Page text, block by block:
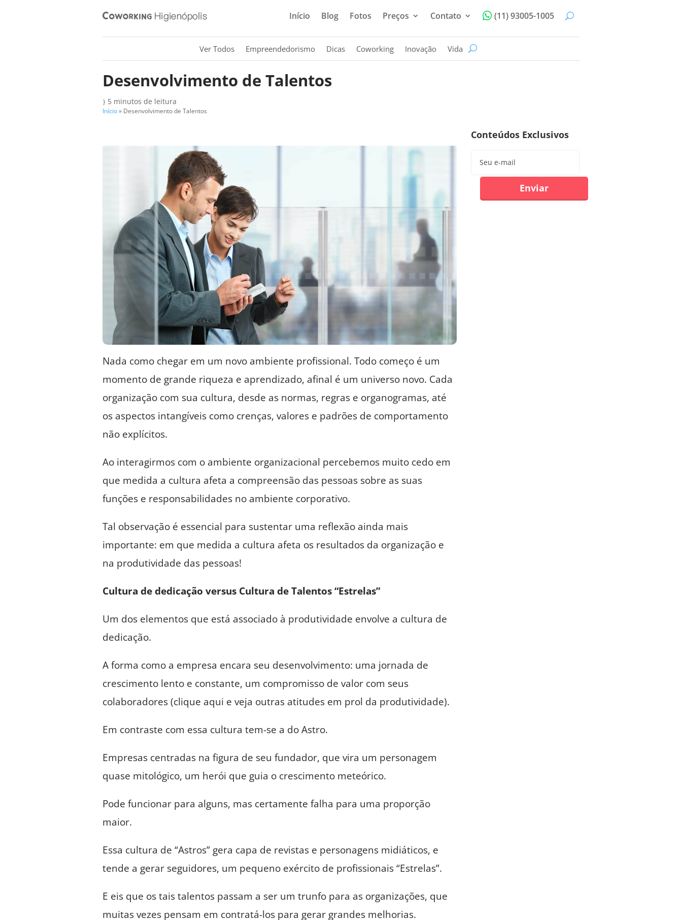
Início Blog Fotos Preços Contato (11) 93005-1005
Ver Todos Empreendedorismo Dicas Coworking Inovação Vida
Desenvolvimento de Talentos
} 5 minutos de leitura
Início» Desenvolvimento de Talentos
Nada como chegar em um novo ambiente profissional. Todo começo é um
momento de grande riqueza e aprendizado, afinal é um universo novo. Cada
organização com sua cultura, desde as normas, regras e organogramas, até
os aspectos intangíveis como crenças, valores e padrões de comportamento
não explícitos.
Ao interagirmos com o ambiente organizacional percebemos muito cedo em
que medida a cultura afeta a compreensão das pessoas sobre as suas
funções e responsabilidades no ambiente corporativo.
Tal observação é essencial para sustentar uma reflexão ainda mais
importante: em que medida a cultura afeta os resultados da organização e
na produtividade das pessoas!
Cultura de dedicação versus Cultura de Talentos “Estrelas”
Um dos elementos que está associado à produtividade envolve a cultura de
dedicação.
A forma como a empresa encara seu desenvolvimento: uma jornada de
crescimento lento e constante, um compromisso de valor com seus
colaboradores (clique aqui e veja outras atitudes em prol da produtividade).
Em contraste com essa cultura tem-se a do Astro.
Empresas centradas na figura de seu fundador, que vira um personagem
quase mitológico, um herói que guia o crescimento meteórico.
Pode funcionar para alguns, mas certamente falha para uma proporção
maior.
Essa cultura de “Astros” gera capa de revistas e personagens midiáticos, e
tende a gerar seguidores, um pequeno exército de profissionais “Estrelas”.
E eis que os tais talentos passam a ser um trunfo para as organizações, que
muitas vezes pensam em contratá-los para gerar grandes melhorias.
Conteúdos Exclusivos
Enviar